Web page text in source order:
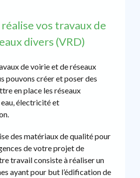
réalise vos travaux de
divers (VRD)
de voirie et de réseaux
pouvons créer et poser des
en place les réseaux
électricité et
des matériaux de qualité pour
de votre projet de
travail consiste à réaliser un
ayant pour but l’édification de